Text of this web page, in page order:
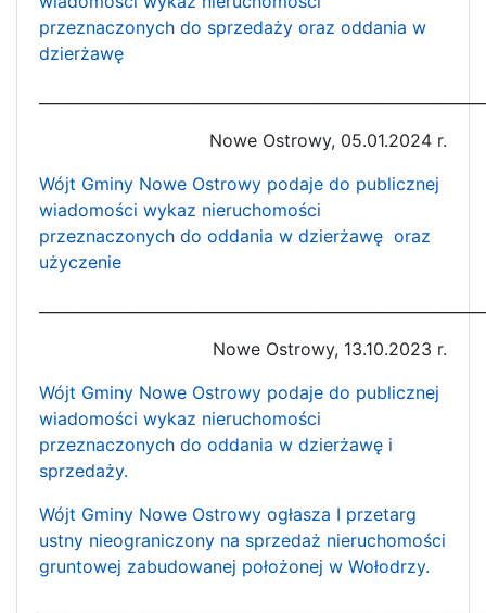
przeznaczonych do sprzedaży oraz oddania w
dzierżawę
Nowe Ostrowy, 05.01.2024 r.
Wójt Gminy Nowe Ostrowy podaje do publicznej
wiadomości wykaz nieruchomości
przeznaczonych do oddania w dzierżawę oraz
użyczenie
Nowe Ostrowy, 13.10.2023 r.
Wójt Gminy Nowe Ostrowy podaje do publicznej
wiadomości wykaz nieruchomości
przeznaczonych do oddania w dzierżawę i
sprzedaży.
Wójt Gminy Nowe Ostrowy ogłasza I przetarg
ustny nieograniczony na sprzedaż nieruchomości
gruntowej zabudowanej położonej w Wołodrzy.